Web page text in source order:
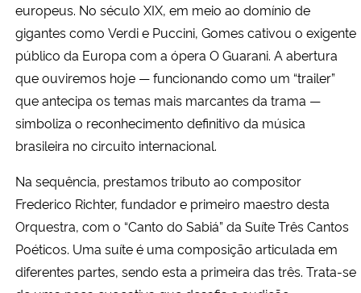
Planalto
europeus. No século XIX, em meio ao domínio de
gigantes como Verdi e Puccini, Gomes cativou o exigente
público da Europa com a ópera O Guarani. A abertura
que ouviremos hoje — funcionando como um “trailer”
que antecipa os temas mais marcantes da trama —
simboliza o reconhecimento definitivo da música
brasileira no circuito internacional.
Na sequência, prestamos tributo ao compositor
Frederico Richter, fundador e primeiro maestro desta
Orquestra, com o “Canto do Sabiá” da Suíte Três Cantos
Poéticos. Uma suíte é uma composição articulada em
diferentes partes, sendo esta a primeira das três. Trata-se